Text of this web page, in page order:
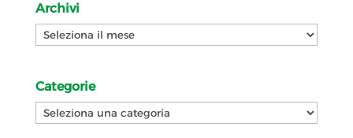
Archivi
Archivi
Categorie
Categorie